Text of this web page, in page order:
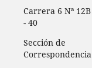
Carrera 6 Nª 12B
- 40
Sección de
Correspondencia